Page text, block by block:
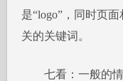
是“logo”，同时页
关的关键词。
七看：一般的情